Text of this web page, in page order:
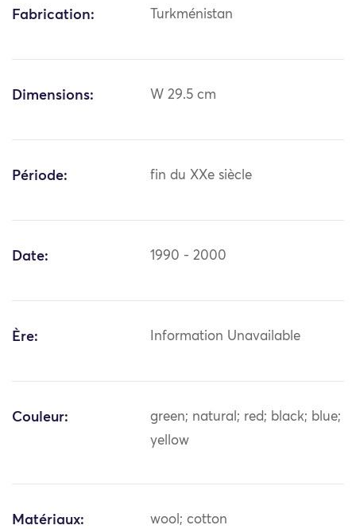
Fabrication:
Turkménistan
Dimensions: W 29.5 cm
Période: fin du XXe siècle
Date: 1990 - 2000
Ère: Information Unavailable
Couleur:
green; natural; red; black; blue;
yellow
Matériaux: wool; cotton